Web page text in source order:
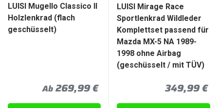
LUISI Mugello Classico II
Holzlenkrad (flach
geschüsselt)
Normaler Preis
Ab269,99 €
LUISI Mirage Race
Sportlenkrad Wildleder
Komplettset passend für
Mazda MX-5 NA 1989-
1998 ohne Airbag
(geschüsselt / mit TÜV)
Normaler
349,99 €